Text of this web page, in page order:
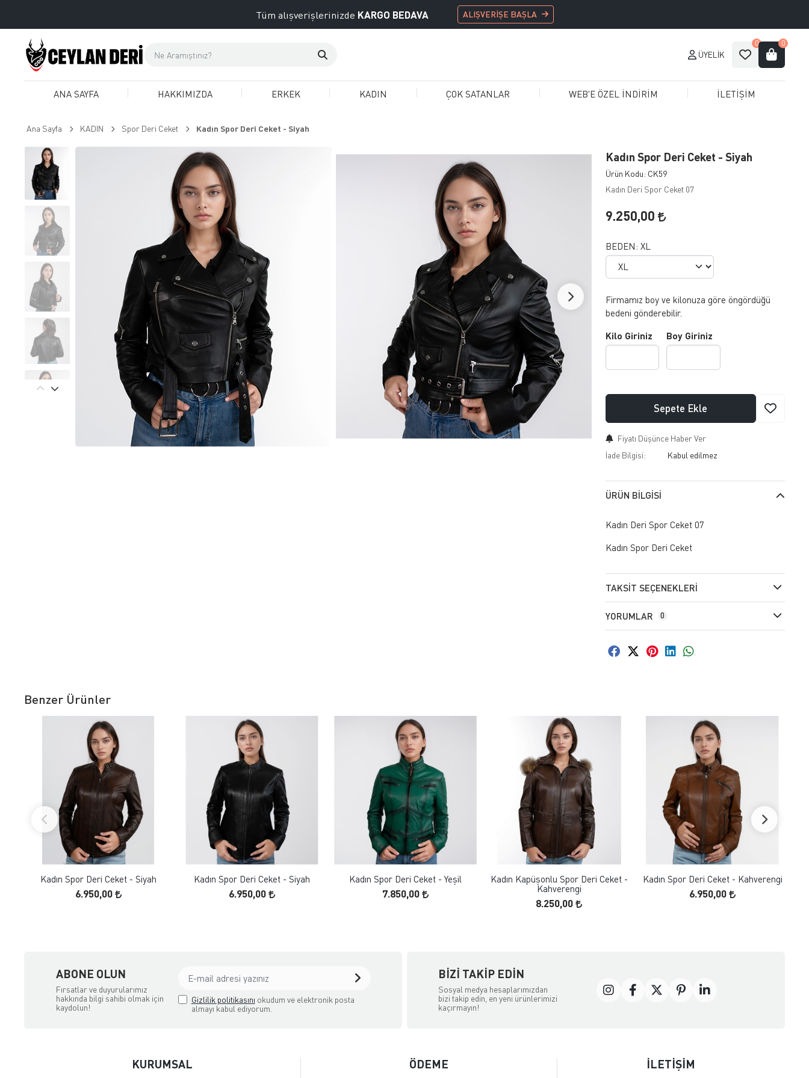
Tüm alışverişlerinizde KARGO BEDAVA ALIŞVERİŞE BAŞLA
ÜYELIK
0 0
ANA SAYFA HAKKIMIZDA ERKEK KADIN ÇOK SATANLAR WEB'E ÖZEL İNDİRİM İLETİŞİM
Ana Sayfa KADIN Spor Deri Ceket Kadın Spor Deri Ceket - Siyah
Kadın Spor Deri Ceket - Siyah
Ürün Kodu: CK59
Kadın Deri Spor Ceket 07
9.250,00
BEDEN: XL
Firmamız boy ve kilonuza göre öngördüğü
bedeni gönderebilir.
Kilo Giriniz Boy Giriniz
Sepete Ekle
Fiyatı Düşünce Haber Ver
İade Bilgisi:
ÜRÜN BILGISI
Kadın Deri Spor Ceket 07
Kadın Spor Deri Ceket
TAKSIT SEÇENEKLERI
YORUMLAR 0
Benzer Ürünler
FAVORILERE EKLE
ÜRÜN İNCELE
Kadın Spor Deri Ceket - Siyah
6.950,00
FAVORILERE EKLE
ÜRÜN İNCELE
Kadın Spor Deri Ceket - Siyah
6.950,00
FAVORILERE EKLE
ÜRÜN İNCELE
Kadın Spor Deri Ceket - Yeşil
7.850,00
FAVORILERE EKLE
ÜRÜN İNCELE
Kadın Kapüşonlu Spor Deri Ceket -
Kahverengi
8.250,00
FAVORILERE EKLE
ÜRÜN İNCELE
Kadın Spor Deri Ceket - Kahverengi
6.950,00
ABONE OLUN
Fırsatlar ve duyurularımız
hakkında bilgi sahibi olmak için
kaydolun!
Gizlilik politikasını okudum ve elektronik posta
almayı kabul ediyorum.
BIZI TAKIP EDIN
Sosyal medya hesaplarımızdan
bizi takip edin, en yeni ürünlerimizi
kaçırmayın!
KURUMSAL ÖDEME İLETİŞİM